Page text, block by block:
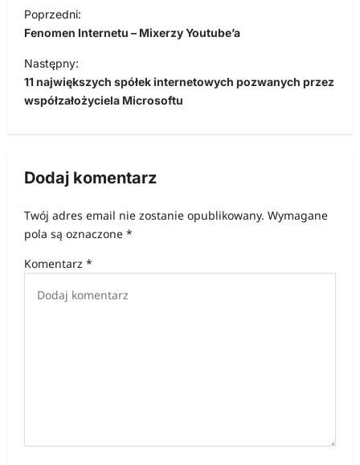
N
a
w
i
g
j
w
i
Poprzedni:
Fenomen Internetu – Mixerzy Youtube’a
Następny:
11 największych spółek internetowych pozwanych przez
współzałożyciela Microsoftu
Dodaj komentarz
Twój adres email nie zostanie opublikowany. Wymagane
pola są oznaczone *
Komentarz *